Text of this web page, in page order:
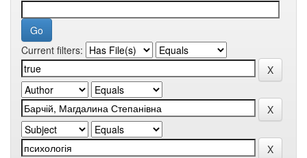
Current filters: